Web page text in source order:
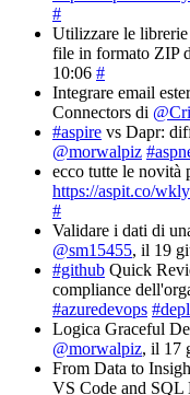
#
Utilizzare le
file in formato ZIP
10:06 #
Integrare email
Connectors di
#aspire vs Dapr:
@morwalpiz
ecco tutte le novità
https://aspit.co/wkly
#
Validare i dati di
@sm15455, il 19
#github Quick
compliance
#azuredevops
Logica Graceful
@morwalpiz, il 17
From Data to
VS Code and SQL